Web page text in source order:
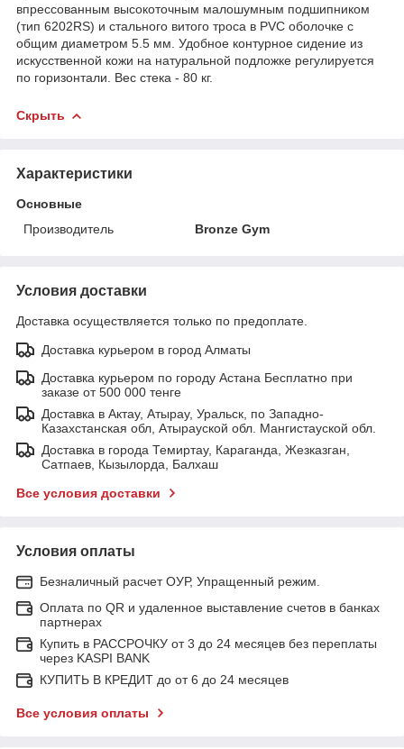
впрессованным высокоточным малошумным подшипником
(тип 6202RS) и стального витого троса в PVC оболочке с
общим диаметром 5.5 мм. Удобное контурное сидение из
искусственной кожи на натуральной подложке регулируется
по горизонтали. Вес стека - 80 кг.
Скрыть
Характеристики
Основные
Производитель
Bronze Gym
Условия доставки
Доставка осуществляется только по предоплате.
Доставка курьером в город Алматы
Доставка курьером по городу Астана Бесплатно при
заказе от 500 000 тенге
Доставка в Актау, Атырау, Уральск, по Западно-
Казахстанская обл, Атырауской обл. Мангистауской обл.
Доставка в города Темиртау, Караганда, Жезказган,
Сатпаев, Кызылорда, Балхаш
Все условия доставки
Условия оплаты
Безналичный расчет ОУР, Упращенный режим.
Оплата по QR и удаленное выставление счетов в банках
партнерах
Купить в РАССРОЧКУ от 3 до 24 месяцев без переплаты
через KASPI BANK
КУПИТЬ В КРЕДИТ до от 6 до 24 месяцев
Все условия оплаты